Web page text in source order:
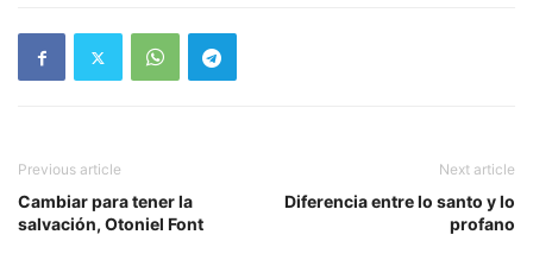
Previous article
Cambiar para tener la
salvación, Otoniel Font
Next article
Diferencia entre lo santo y lo
profano